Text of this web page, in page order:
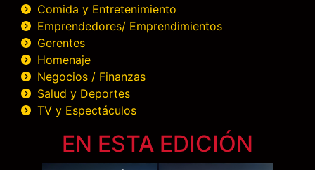
Comida y Entretenimiento
Emprendedores/ Emprendimientos
Gerentes
Homenaje
Negocios / Finanzas
Salud y Deportes
TV y Espectáculos
EN ESTA EDICIÓN